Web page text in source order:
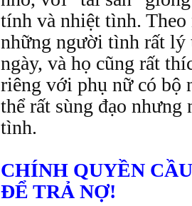
tính và nhiệt tình. Theo
những người tình rất lý
ngày, và họ cũng rất
riêng với phụ nữ có bộ
thể rất sùng đạo
tình.
CHÍNH QUYỀN
ĐỂ TRẢ NỢ!